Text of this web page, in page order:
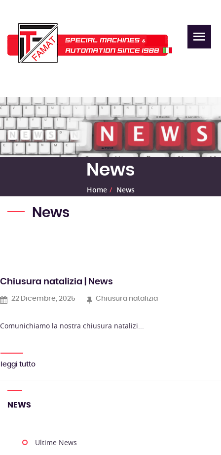
News
Home News
News
Chiusura natalizia | News
22 Dicembre, 2025 Chiusura natalizia
Comunichiamo la nostra chiusura natalizi...
leggi tutto
NEWS
Ultime News